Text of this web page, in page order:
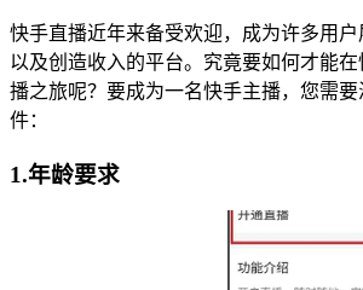
快手直播近年来备受欢迎，成为许多用
以及创造收入的平台。究竟要如何才能
播之旅呢？要成为一名快手主播，您需
件：
1.年龄要求